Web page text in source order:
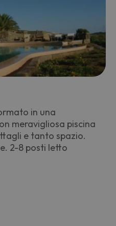
in una
meravigliosa piscina
e tanto spazio.
2-8 posti letto